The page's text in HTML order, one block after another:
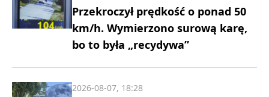
Przekroczył prędkość o ponad 50
km/h. Wymierzono surową karę,
bo to była „recydywa”
2026-08-07, 18:28